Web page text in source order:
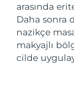
arasında
Daha sonra
nazikçe
makyajlı
cilde